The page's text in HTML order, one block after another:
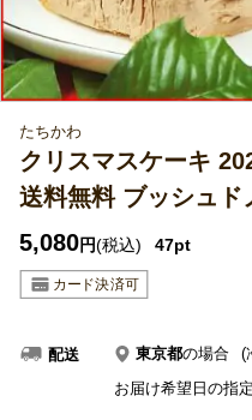
たちかわ
クリスマスケーキ
送料無料 ブッシュド
5,080円(税込) 47pt
配送 東京都の場合
(
お届け希望日の指